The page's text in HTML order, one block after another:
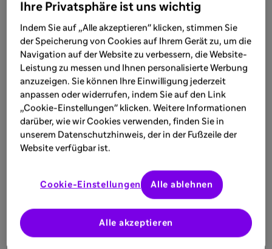
Ihre Privatsphäre ist uns wichtig
Indem Sie auf „Alle akzeptieren" klicken, stimmen Sie
der Speicherung von Cookies auf Ihrem Gerät zu, um die
Navigation auf der Website zu verbessern, die Website-
Leistung zu messen und Ihnen personalisierte Werbung
anzuzeigen. Sie können Ihre Einwilligung jederzeit
anpassen oder widerrufen, indem Sie auf den Link
„Cookie-Einstellungen" klicken. Weitere Informationen
darüber, wie wir Cookies verwenden, finden Sie in
unserem Datenschutzhinweis, der in der Fußzeile der
Website verfügbar ist.
Cookie-Einstellungen
Alle akzeptieren
Alle ablehnen